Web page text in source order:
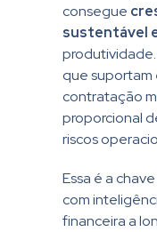
consegue
sustentável
produtividade.
que suportam
contratação
proporcional
riscos
Essa é a
com
financeira a